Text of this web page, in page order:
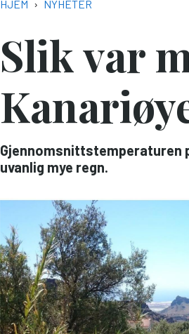
NAVIGASJONSSTI
HJEM NYHETER
Slik var
Gjennomsnittstemperaturen
uvanlig mye regn.